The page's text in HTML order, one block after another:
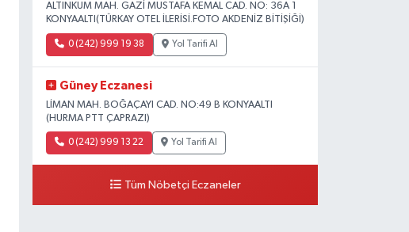
ALTINKUM MAH. GAZİ MUSTAFA KEMAL CAD. NO: 36A 1
KONYAALTI(TÜRKAY OTEL İLERİSİ.FOTO AKDENİZ BİTİŞİĞİ)
0 (242) 999 19 38 Yol Tarifi Al
Güney Eczanesi
LİMAN MAH. BOĞAÇAYI CAD. NO:49 B KONYAALTI
(HURMA PTT ÇAPRAZI)
0 (242) 999 13 22 Yol Tarifi Al
Tüm Nöbetçi Eczaneler